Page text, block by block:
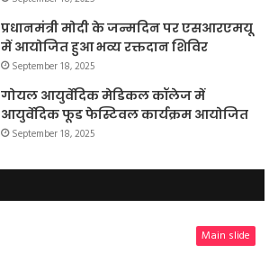
प्रधानमंत्री मोदी के जन्मदिन पर एसआरएमयू
में आयोजित हुआ भव्य रक्तदान शिविर
September 18, 2025
गोयल आयुर्वेदिक मेडिकल कॉलेज में
आयुर्वेदिक फूड फेस्टिवल कार्यक्रम आयोजित
September 18, 2025
Main slide